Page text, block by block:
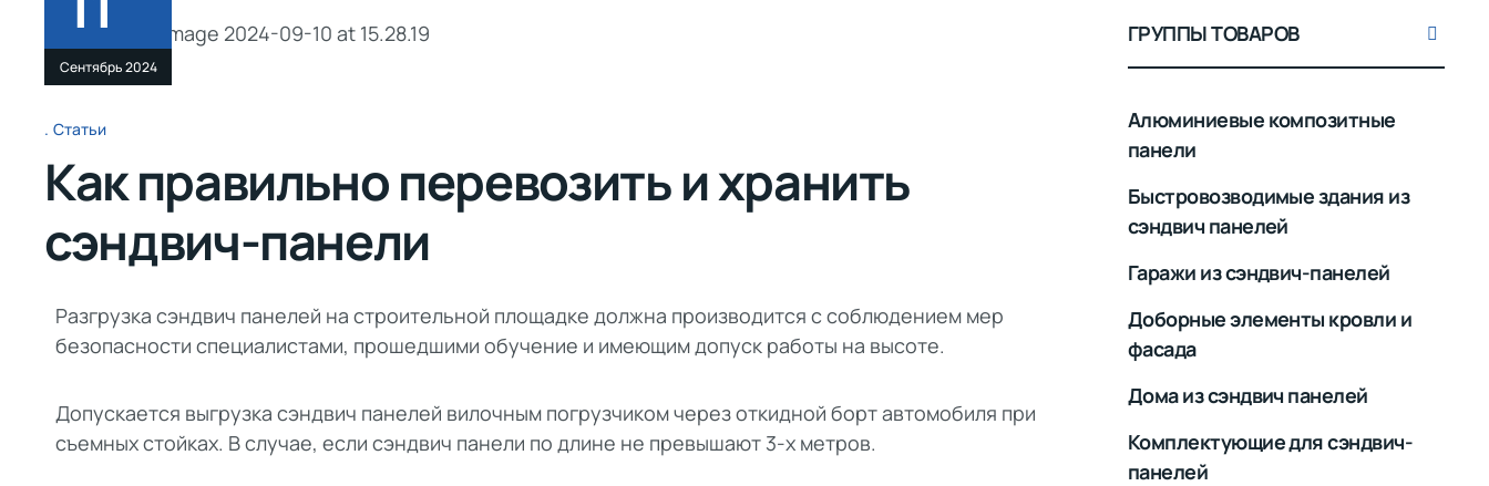
Сентябрь 2024
Статьи
Как правильно перевозить и хранить
сэндвич-панели
Разгрузка сэндвич панелей на строительной площадке должна производится с соблюдением мер
безопасности специалистами, прошедшими обучение и имеющим допуск работы на высоте.
Допускается выгрузка сэндвич панелей вилочным погрузчиком через откидной борт автомобиля при
съемных стойках. В случае, если сэндвич панели по длине не превышают 3-х метров.
ГРУППЫ ТОВАРОВ
Алюминиевые композитные
панели
Быстровозводимые здания из
сэндвич панелей
Гаражи из сэндвич-панелей
Доборные элементы кровли и
фасада
Дома из сэндвич панелей
Комплектующие для сэндвич-
панелей